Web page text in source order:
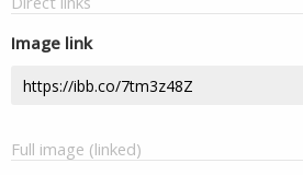
Image link
Full image (linked)